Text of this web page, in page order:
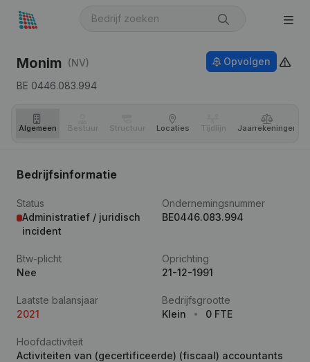
Monim (NV)
BE 0446.083.994
Opvolgen
Algemeen Bestuur Structuur Locaties Tijdlijn Jaar­rekeningen
Bedrijfsinformatie
Status
Administratief / juridisch
incident
Ondernemingsnummer
BE0446.083.994
Btw-plicht
Nee
Oprichting
21-12-1991
Laatste balansjaar
2021
Bedrijfsgrootte
Klein
0 FTE
Hoofdactiviteit
Activiteiten van (gecertificeerde) (fiscaal) accountants